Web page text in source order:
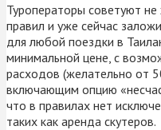
Туроператоры советуют
правил и уже сейчас
для любой поездки в
минимальной цене, с
расходов (желательно от
включающим опцию
что в правилах нет
таких как аренда скутеров.